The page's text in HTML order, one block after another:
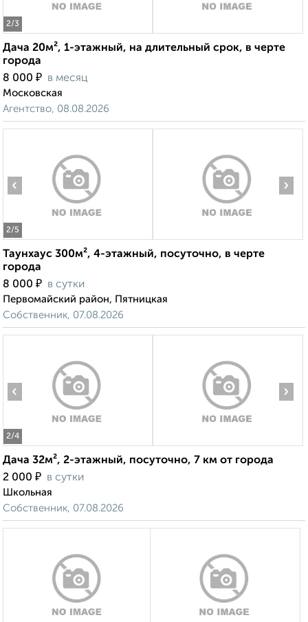
2/3
Дача 20м², 1-этажный, на длительный срок, в черте
города
8 000 ₽ в месяц
Московская
Агентство, 08.08.2026
2/5
‹ ›
Таунхаус 300м², 4-этажный, посуточно, в черте
города
8 000 ₽ в сутки
Первомайский район, Пятницкая
Собственник, 07.08.2026
2/4
‹ ›
Дача 32м², 2-этажный, посуточно, 7 км от города
2 000 ₽ в сутки
Школьная
Собственник, 07.08.2026